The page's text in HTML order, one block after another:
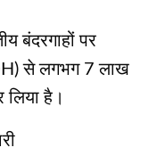
बंदरगाहों पर
से लगभग 7 लाख
लिया है।